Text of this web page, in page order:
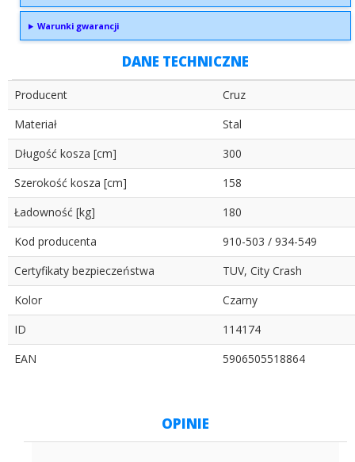
Warunki gwarancji
DANE TECHNICZNE
Producent
Cruz
Materiał
Stal
Długość kosza [cm]
300
Szerokość kosza [cm]
158
Ładowność [kg]
180
Kod producenta
910-503 / 934-549
Certyfikaty bezpieczeństwa
TUV, City Crash
Kolor
Czarny
ID
114174
EAN
5906505518864
OPINIE